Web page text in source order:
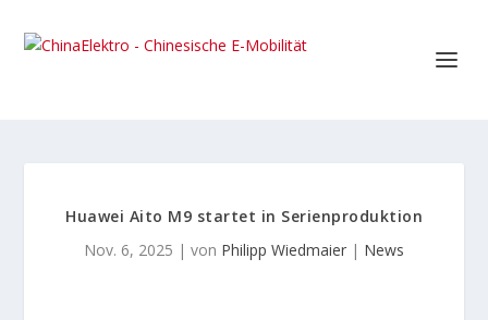
Huawei Aito M9 startet in Serienproduktion
Nov. 6, 2025 | von Philipp Wiedmaier | News